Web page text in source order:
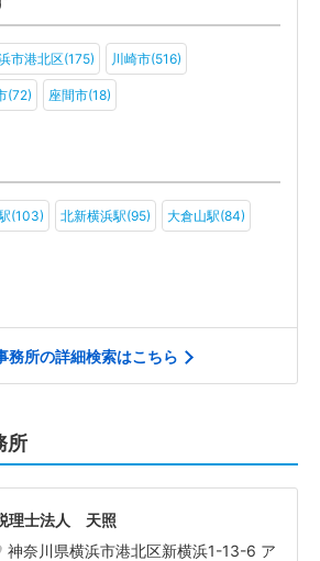
法人(7) ＮＰＯ法人(5) 学校法人(2)
他(6)
市港北区(175) 川崎市(516)
(72) 座間市(18)
(103) 北新横浜駅(95) 大倉山駅(84)
務所の詳細検索はこちら
所
理士法人 天照
神奈川県横浜市港北区新横浜1-13-6 ア